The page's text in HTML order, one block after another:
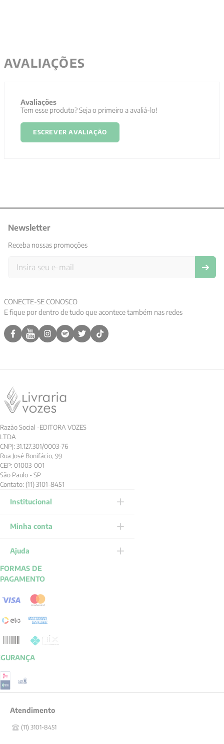
AVALIAÇÕES
Avaliações
Tem esse produto? Seja o primeiro a avaliá-lo!
ESCREVER AVALIAÇÃO
Newsletter
Receba nossas promoções
CONECTE-SE CONOSCO
E fique por dentro de tudo que acontece também nas redes
Razão Social -EDITORA VOZES
LTDA
CNPJ: 31.127.301/0003-76
Rua José Bonifácio, 99
CEP: 01003-001
São Paulo - SP
Contato: (11) 3101-8451
Institucional
Minha conta
Ajuda
FORMAS DE
PAGAMENTO
Atendimento
(11) 3101-8451